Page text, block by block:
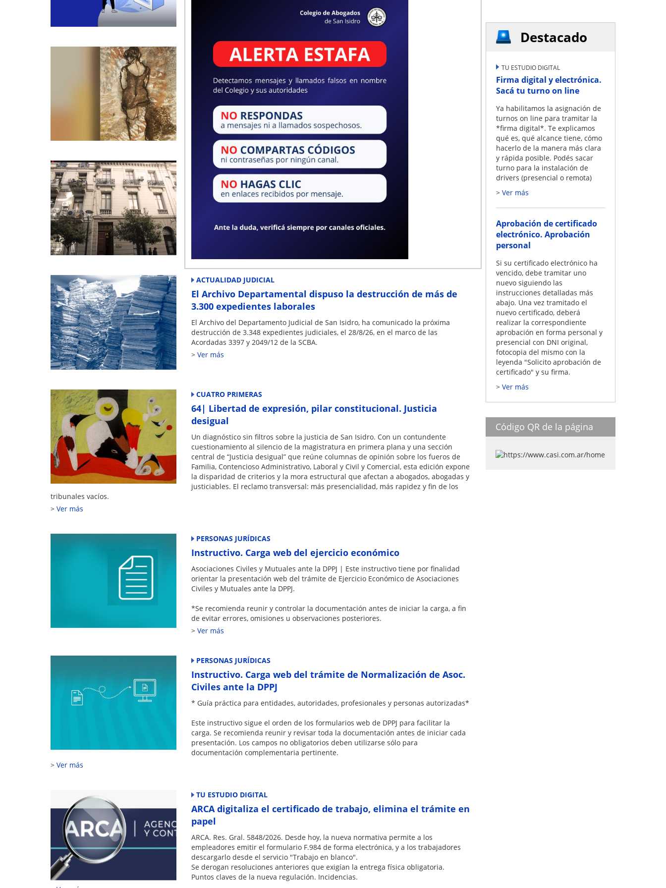
CULTURA
Persistencias, todo cuerpo es memoria, de Claudia Balan
Muestra de dibujos | El Colegio de Abogados de San Isidro otra vez enciende las
luces porque del 3 al 15 de agosto, el Salón de Actos de Martín y Omar 339 será el
memoria.
Ver más
ACTUALIDAD JUDICIAL
MPF| Abren concursos para cubrir 17 vacantes federales
El Ministerio Público Fiscal abre tres concursos públicos para cubrir 17 vacantes de
fiscales federales en todo el país: Se convoca a abogados y abogadas con los
N°135, 136 y 137.
ACTUALIDAD JUDICIAL
El Archivo Departamental dispuso la destrucción de más de
3.300 expedientes laborales
El Archivo del Departamento Judicial de San Isidro, ha comunicado la próxima
destrucción de 3.348 expedientes judiciales, el 28/8/26, en el marco de las
Acordadas 3397 y 2049/12 de la SCBA.
Ver más
CUATRO PRIMERAS
64| Libertad de expresión, pilar constitucional. Justicia
desigual
Un diagnóstico sin filtros sobre la justicia de San Isidro. Con un contundente
cuestionamiento al silencio de la magistratura en primera plana y una sección
central de “Justicia desigual” que reúne columnas de opinión sobre los fueros de
Familia, Contencioso Administrativo, Laboral y Civil y Comercial, esta edición expone
la disparidad de criterios y la mora estructural que afectan a abogados, abogadas y
justiciables. El reclamo transversal: más presencialidad, más rapidez y fin de los
tribunales vacíos.
Ver más
PERSONAS JURÍDICAS
Instructivo. Carga web del ejercicio económico
Asociaciones Civiles y Mutuales ante la DPPJ | Este instructivo tiene por finalidad
orientar la presentación web del trámite de Ejercicio Económico de Asociaciones
Civiles y Mutuales ante la DPPJ.
*Se recomienda reunir y controlar la documentación antes de iniciar la carga, a fin
de evitar errores, omisiones u observaciones posteriores.
Ver más
PERSONAS JURÍDICAS
Instructivo. Carga web del trámite de Normalización de Asoc.
Civiles ante la DPPJ
* Guía práctica para entidades, autoridades, profesionales y personas autorizadas*
Este instructivo sigue el orden de los formularios web de DPPJ para facilitar la
carga. Se recomienda reunir y revisar toda la documentación antes de iniciar cada
presentación. Los campos no obligatorios deben utilizarse sólo para
documentación complementaria pertinente.
Ver más
TU ESTUDIO DIGITAL
ARCA digitaliza el certificado de trabajo, elimina el trámite en
papel
ARCA. Res. Gral. 5848/2026. Desde hoy, la nueva normativa permite a los
empleadores emitir el formulario F.984 de forma electrónica, y a los trabajadores
descargarlo desde el servicio "Trabajo en blanco".
Se derogan resoluciones anteriores que exigían la entrega física obligatoria.
Puntos claves de la nueva regulación. Incidencias.
Destacado
TU ESTUDIO DIGITAL
Firma digital y electrónica.
Sacá tu turno on line
Ya habilitamos la asignación de
turnos on line para tramitar la
*firma digital*. Te explicamos
qué es, qué alcance tiene, cómo
hacerlo de la manera más clara
y rápida posible. Podés sacar
turno para la instalación de
drivers (presencial o remota)
Ver más
Aprobación de certificado
electrónico. Aprobación
personal
Si su certificado electrónico ha
vencido, debe tramitar uno
nuevo siguiendo las
instrucciones detalladas más
abajo. Una vez tramitado el
nuevo certificado, deberá
realizar la correspondiente
aprobación en forma personal y
presencial con DNI original,
fotocopia del mismo con la
leyenda "Solicito aprobación de
certificado" y su firma.
Ver más
Código QR de la página